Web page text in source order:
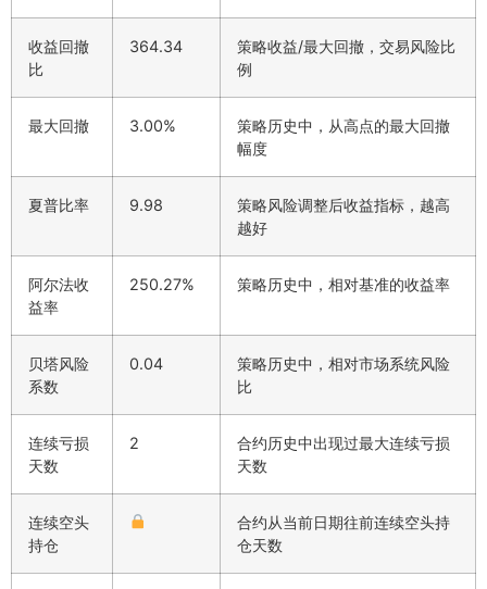
收益回撤
比
364.34
策略收益/最大回撤，交易风险比
例
最大回撤 3.00%
策略历史中，从高点的最大回撤
幅度
夏普比率 9.98
策略风险调整后收益指标，越高
越好
阿尔法收
益率
250.27% 策略历史中，相对基准的收益率
贝塔风险
系数
0.04
策略历史中，相对市场系统风险
比
连续亏损
天数
2
合约历史中出现过最大连续亏损
天数
连续空头
持仓
合约从当前日期往前连续空头持
仓天数